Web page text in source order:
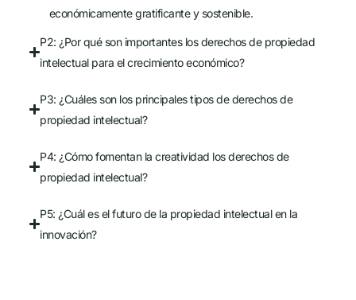
económicamente gratificante y sostenible.
P2: ¿Por qué son importantes los derechos de propiedad
intelectual para el crecimiento económico?
P3: ¿Cuáles son los principales tipos de derechos de
propiedad intelectual?
P4: ¿Cómo fomentan la creatividad los derechos de
propiedad intelectual?
P5: ¿Cuál es el futuro de la propiedad intelectual en la
innovación?